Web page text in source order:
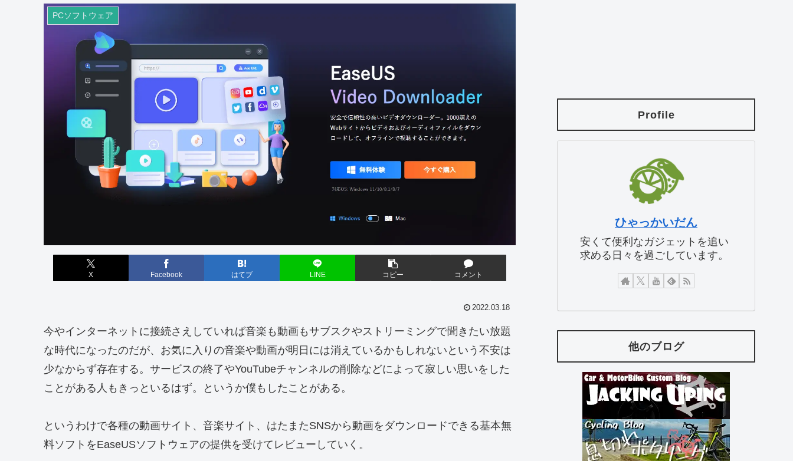
PCソフトウェア
X Facebook はてブ LINE コピー コメント
2022.03.18
今やインターネットに接続さえしていれば音楽も動画もサブスクやストリーミングで聞きたい放題
な時代になったのだが、お気に入りの音楽や動画が明日には消えているかもしれないという不安は
少なからず存在する。サービスの終了やYouTubeチャンネルの削除などによって寂しい思いをした
ことがある人もきっといるはず。というか僕もしたことがある。
というわけで各種の動画サイト、音楽サイト、はたまたSNSから動画をダウンロードできる基本無
料ソフトをEaseUSソフトウェアの提供を受けてレビューしていく。
Profile
ひゃっかいだん
安くて便利なガジェットを追い
求める日々を過ごしています。
他のブログ